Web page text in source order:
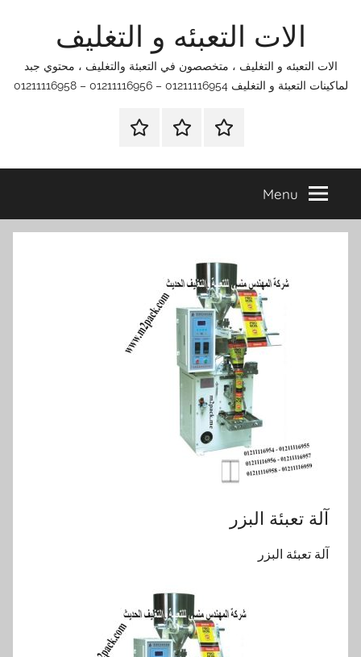
الات التعبئه و التغليف
الات التعبئه و التغليف ، متخصصون في التعبئة والتغليف ، محتوي جبد
لماكينات التعبئة و التغليف 01211116954 – 01211116956 – 01211116958
الرئيسيةاتصل
اتـصـل
في
التي
Menu
آلة تعبئة البزر
آلة تعبئة البزر